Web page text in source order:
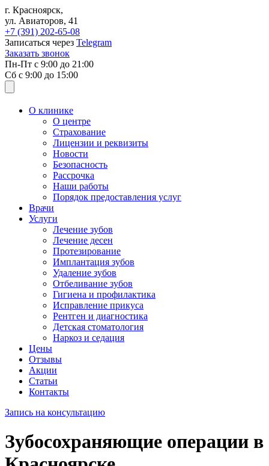
Перейти к основному содержанию
г. Красноярск,
ул. Авиаторов, 41
+7 (391) 202-65-08
Записаться через Telegram
Заказать звонок
Пн-Пт с 9:00 до 21:00
Сб с 9:00 до 15:00
О клинике
О центре
Страхование
Лицензии и реквизиты
Новости
Безопасность
Рассрочка
Наши работы
Порядок предоставления услуг
Врачи
Услуги
Лечение зубов
Лечение десен
Протезирование
Имплантация зубов
Удаление зубов
Отбеливание зубов
Гигиена и профилактика
Исправление прикуса
Рентген и диагностика
Детская стоматология
Наркоз и седация
Цены
Отзывы
Акции
Статьи
Контакты
Запись на консультацию
Зубосохраняющие операции в